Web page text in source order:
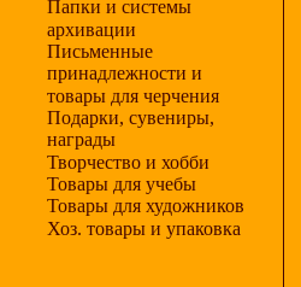
Папки и системы
архивации
Письменные
принадлежности и
товары для черчения
Подарки, сувениры,
награды
Творчество и хобби
Товары для учебы
Товары для художников
Хоз. товары и упаковка